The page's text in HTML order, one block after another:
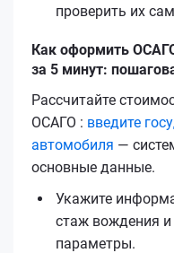
проверить их
Как оформить
за 5 минут:
Рассчитайте
ОСАГО : введите
автомобиля —
основные данные.
Укажите
стаж вождения
параметры.